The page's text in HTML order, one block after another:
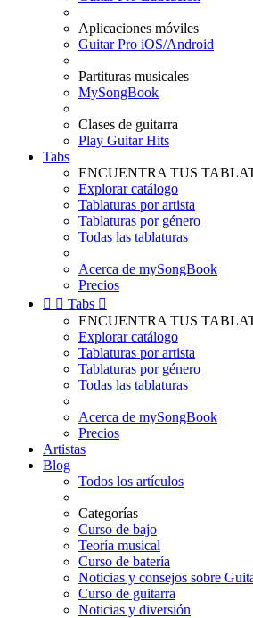
Aplicaciones móviles
Guitar Pro iOS/Android
Partituras musicales
MySongBook
Clases de guitarra
Play Guitar Hits
Tabs
ENCUENTRA TUS
Explorar catálogo
Tablaturas por artista
Tablaturas por género
Todas las tablaturas
Acerca de mySongBook
Precios
  Tabs 
ENCUENTRA TUS
Explorar catálogo
Tablaturas por artista
Tablaturas por género
Todas las tablaturas
Acerca de mySongBook
Precios
Artistas
Blog
Todos los artículos
Categorías
Curso de bajo
Teoría musical
Curso de batería
Noticias y consejos sobre
Curso de guitarra
Noticias y diversión